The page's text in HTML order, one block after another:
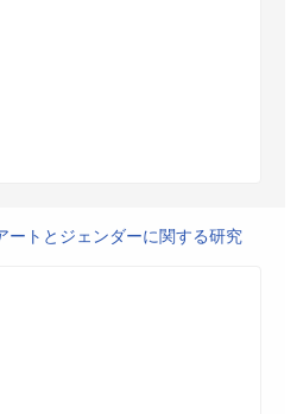
ートとジェンダーに関する研究